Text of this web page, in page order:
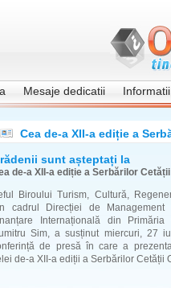
Mesaje dedicatii
Cea de-a XII-a ediție a
sunt așteptați la
de-a XII-a ediție a Serbărilor
Biroului Turism, Cultură,
cadrul Direcției de Management
Internațională din Primăria
Sim, a susținut miercuri, 27
de presă în care a
de-a XII-a ediții a Serbărilor Cetății